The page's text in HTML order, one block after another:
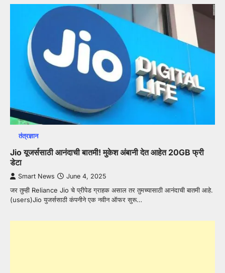
तंत्रज्ञान
Jio यूजर्ससाठी आनंदाची बातमी! मुकेश अंबानी देत आहेत 20GB फ्री
डेटा
Smart News June 4, 2025
जर तुम्ही Reliance Jio चे प्रीपेड ग्राहक असाल तर तुमच्यासाठी आनंदाची बातमी आहे.
(users)Jio युजर्ससाठी कंपनीने एक नवीन ऑफर सुरू…